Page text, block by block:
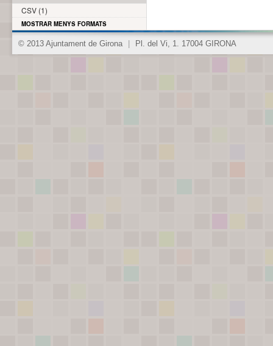
CSV (1)
MOSTRAR MENYS FORMATS
© 2013 Ajuntament de Girona Pl. del Vi, 1. 17004 GIRONA